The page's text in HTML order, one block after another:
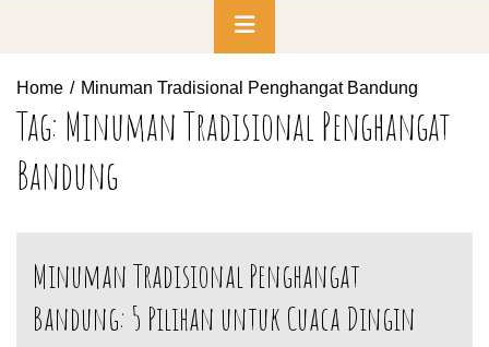
Primary
Menu
Home Minuman Tradisional Penghangat Bandung
Tag: Minuman Tradisional Penghangat
Bandung
Minuman Tradisional Penghangat
Bandung: 5 Pilihan untuk Cuaca Dingin